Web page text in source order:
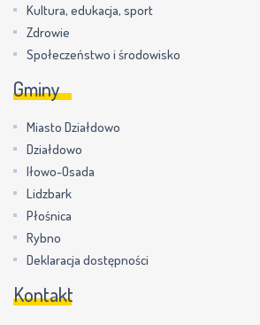
Kultura, edukacja, sport
Zdrowie
Społeczeństwo i środowisko
Gminy
Miasto Działdowo
Działdowo
Iłowo-Osada
Lidzbark
Płośnica
Rybno
Deklaracja dostępności
Kontakt